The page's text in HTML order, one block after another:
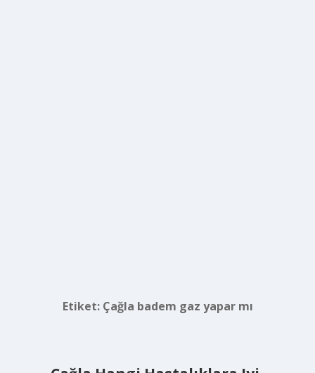
Etiket: Çağla badem gaz yapar mı